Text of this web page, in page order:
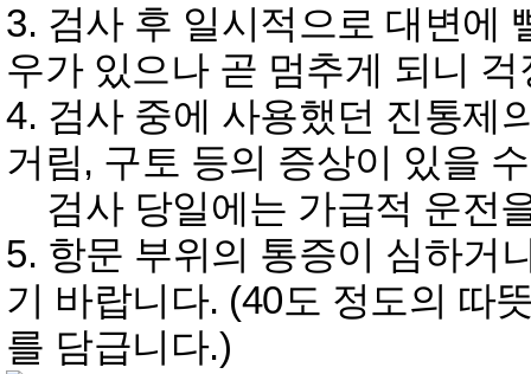
3. 검사 후 일시적으로 대변에
우가 있으나 곧 멈추게 되니
4. 검사 중에 사용했던 진통제
거림, 구토 등의 증상이 있을
검사 당일에는 가급적 운전
5. 항문 부위의 통증이 심하거
기 바랍니다. (40도 정도의 따
를 담급니다.)